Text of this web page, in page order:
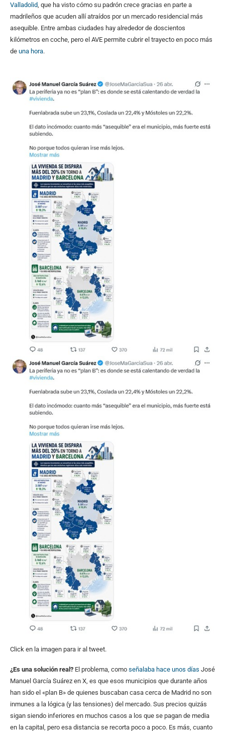
Valladolid , que ha visto cómo su padrón crece gracias en parte a
madrileños que acuden allí atraídos por un mercado residencial más
asequible. Entre ambas ciudades hay alrededor de doscientos
kilómetros en coche, pero el AVE permite cubrir el trayecto en poco más
de una hora.
Click en la imagen para ir al tweet.
¿Es una solución real? El problema, como señalaba hace unos días José
Manuel García Suárez en X, es que esos municipios que durante años
han sido el «plan B» de quienes buscaban casa cerca de Madrid no son
inmunes a la lógica (y las tensiones) del mercado. Sus precios quizás
sigan siendo inferiores en muchos casos a los que se pagan de media
en la capital, pero esa distancia se recorta poco a poco. Es más, cuanto